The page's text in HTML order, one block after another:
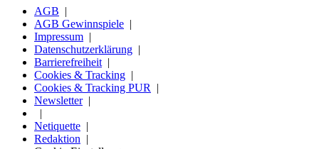
AGB
AGB Gewinnspiele
Impressum
Datenschutzerklärung
Barrierefreiheit
Cookies & Tracking
Cookies & Tracking PUR
Newsletter
Netiquette
Redaktion